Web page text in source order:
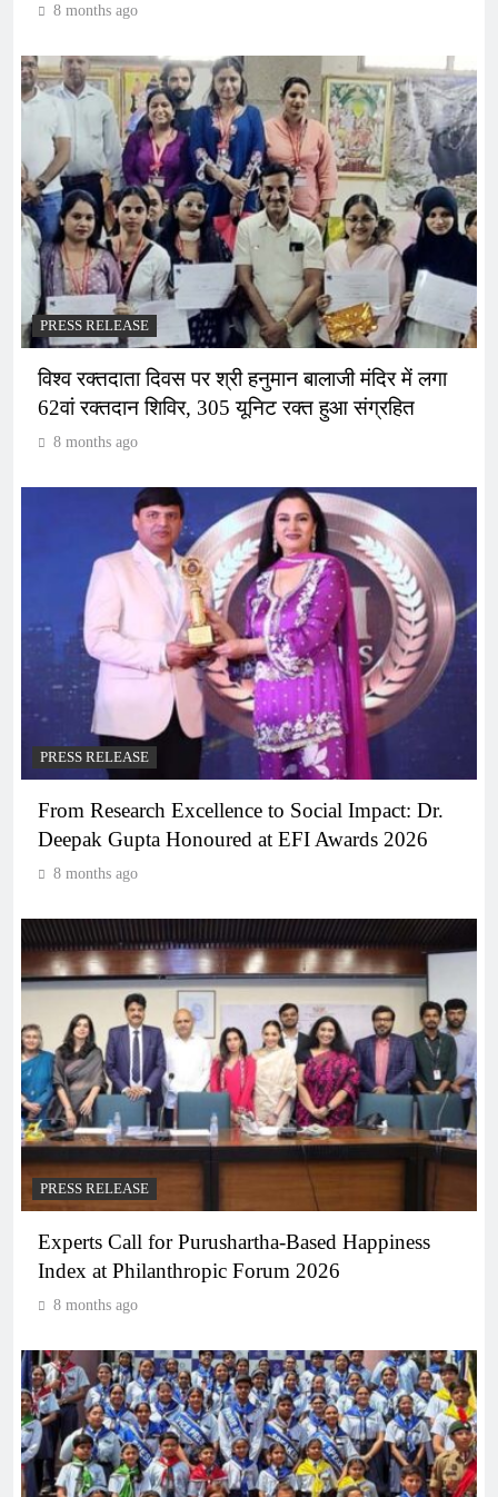
8 months ago
PRESS RELEASE
विश्व रक्तदाता दिवस पर श्री हनुमान बालाजी मंदिर में लगा
62वां रक्तदान शिविर, 305 यूनिट रक्त हुआ संग्रहित
8 months ago
PRESS RELEASE
From Research Excellence to Social Impact: Dr.
Deepak Gupta Honoured at EFI Awards 2026
8 months ago
PRESS RELEASE
Experts Call for Purushartha-Based Happiness
Index at Philanthropic Forum 2026
8 months ago